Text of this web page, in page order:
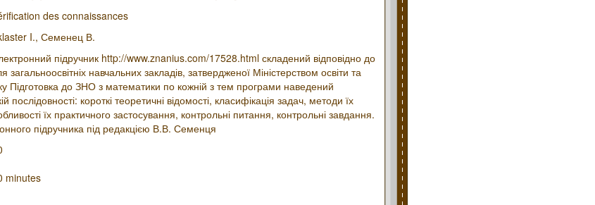
des connaissances
I., Семенец В.
підручник http://www.znanius.com/17528.html складений відповідно до
навчальних закладів, затвердженої Міністерством освіти та
Підготовка до ЗНО з математики по кожній з тем програми наведений
послідовності: короткі теоретичні відомості, класифікація задач, методи їх
їх практичного застосування, контрольні питання, контрольні завдання.
підручника під редакцією В.В. Семенця
minutes